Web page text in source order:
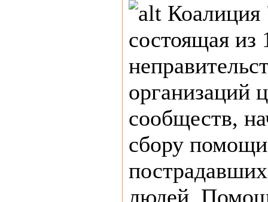
состоящая из
организаций
сообществ,
сбору
людей.